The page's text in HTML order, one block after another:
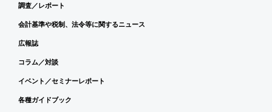
調査／レポート
会計基準や税制、法令等に関するニュース
広報誌
コラム／対談
イベント／セミナーレポート
各種ガイドブック